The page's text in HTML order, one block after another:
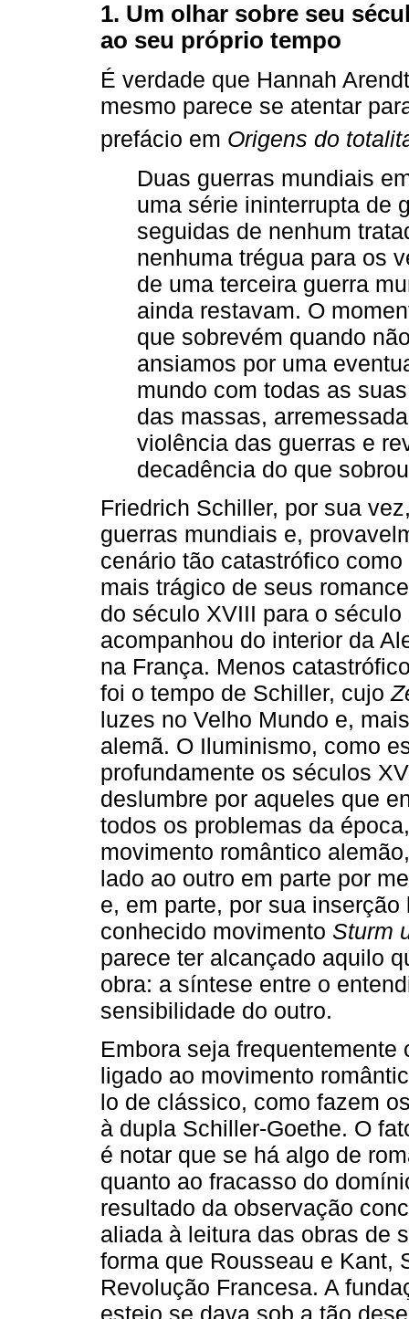
1. Um olhar sobre seu
ao seu próprio tempo
É verdade que Hannah
mesmo parece se atentar
prefácio em Origens do
Duas guerras mundiais
uma série ininterrupta de
seguidas de nenhum
nenhuma trégua para os
de uma terceira guerra
ainda restavam. O
que sobrevém quando
ansiamos por uma
mundo com todas as
das massas,
violência das guerras e
decadência do que
Friedrich Schiller, por sua
guerras mundiais e,
cenário tão catastrófico
mais trágico de seus
do século XVIII para o
acompanhou do interior da
na França. Menos
foi o tempo de Schiller, cujo
luzes no Velho Mundo e,
alemã. O Iluminismo, como
profundamente os séculos
deslumbre por aqueles que
todos os problemas da
movimento romântico
lado ao outro em parte por
e, em parte, por sua
conhecido movimento Sturm
parece ter alcançado aquilo
obra: a síntese entre o
sensibilidade do outro.
Embora seja
ligado ao movimento
lo de clássico, como fazem
à dupla Schiller-Goethe. O
é notar que se há algo de
quanto ao fracasso do
resultado da observação
aliada à leitura das obras de
forma que Rousseau e Kant,
Revolução Francesa. A
esteio se dava sob a tão